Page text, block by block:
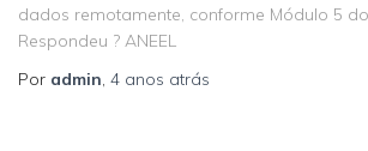
dados remotamente, conforme Módulo 5 do
Respondeu ? ANEEL
Por admin, 4 anos atrás